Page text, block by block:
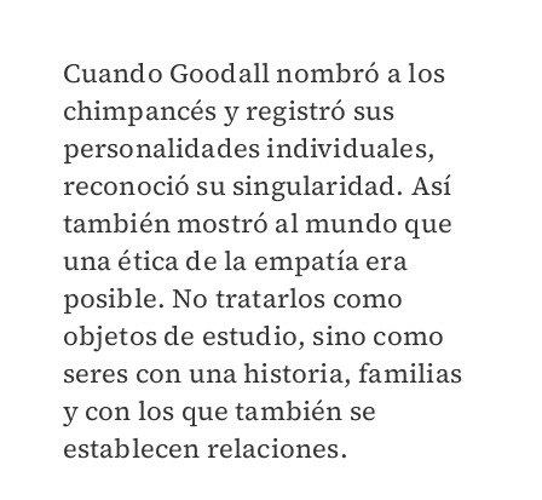
Cuando Goodall nombró a los
chimpancés y registró sus
personalidades individuales,
reconoció su singularidad. Así
también mostró al mundo que
una ética de la empatía era
posible. No tratarlos como
objetos de estudio, sino como
seres con una historia, familias
y con los que también se
establecen relaciones.